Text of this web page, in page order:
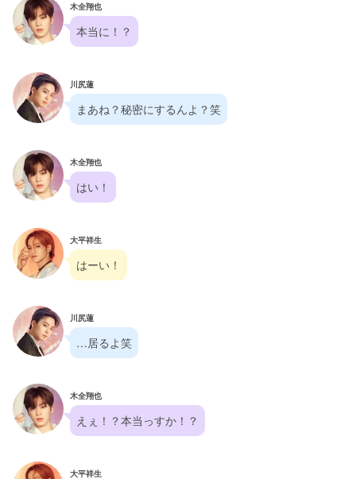
木全翔也
本当に！？
川尻蓮
まあね？秘密にするんよ？笑
木全翔也
はい！
大平祥生
はーい！
川尻蓮
…居るよ笑
木全翔也
えぇ！？本当っすか！？
大平祥生